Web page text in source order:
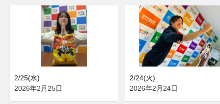
2/25(水)
2026年2月25日
2/24(火)
2026年2月24日